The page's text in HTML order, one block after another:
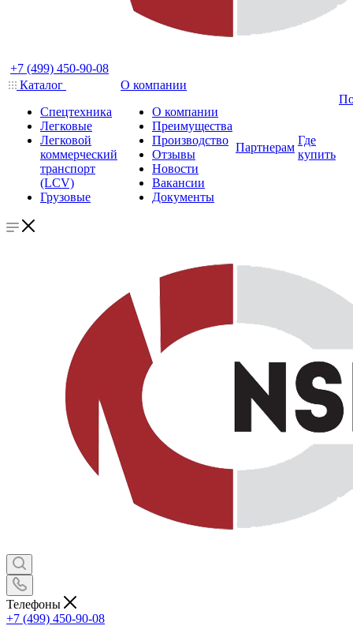
+7 (499) 450-90-08
Каталог
Спецтехника
Легковые
Легковой
коммерческий
транспорт
(LCV)
Грузовые
О компании
О компании
Преимущества
Производство
Отзывы
Новости
Вакансии
Документы
Партнерам
Где
купить
Телефоны
+7 (499) 450-90-08